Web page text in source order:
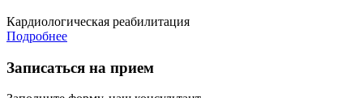
Кардиологическая реабилитация
Подробнее
Записаться на прием